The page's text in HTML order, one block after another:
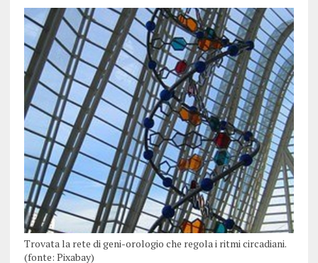
Trovata la rete di geni-orologio che regola i ritmi circadiani.
(fonte: Pixabay)